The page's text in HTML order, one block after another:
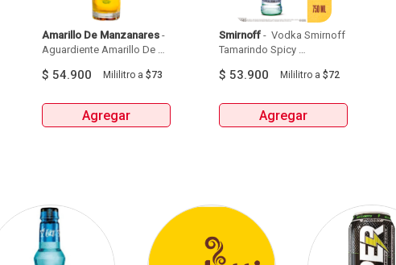
Amarillo De Manzanares -
Aguardiente Amarillo De
$ 54.900 Mililitroa $73
Agregar
Smirnoff - Vodka Smirnoff
Tamarindo Spicy
$ 53.900 Mililitro a$72
Agregar